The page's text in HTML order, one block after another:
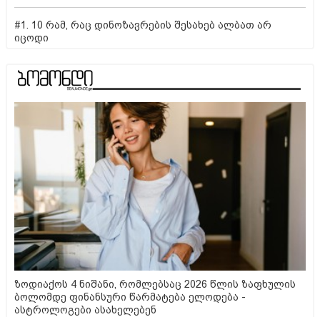
#1. 10 რამ, რაც დინოზავრების შესახებ ალბათ არ
იცოდი
ზოდიაქოს 4 ნიშანი, რომლებსაც 2026 წლის ზაფხულის
ბოლომდე ფინანსური წარმატება ელოდება -
ასტროლოგები ასახელებენ